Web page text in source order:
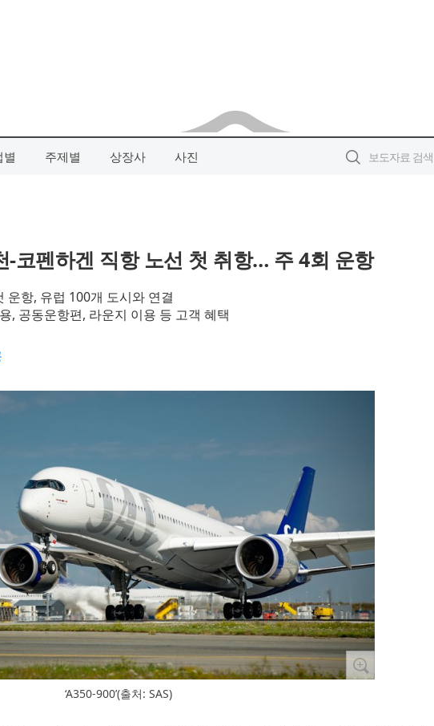
별 주제별 상장사 사진
-코펜하겐 직항 노선 첫 취항… 주 4회 운항
운항, 유럽 100개 도시와 연결
, 공동운항편, 라운지 이용 등 고객 혜택
‘A350-900’(출처: SAS)